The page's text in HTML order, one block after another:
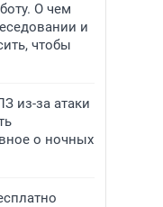
О чем
и
чтобы
из-за атаки
о ночных